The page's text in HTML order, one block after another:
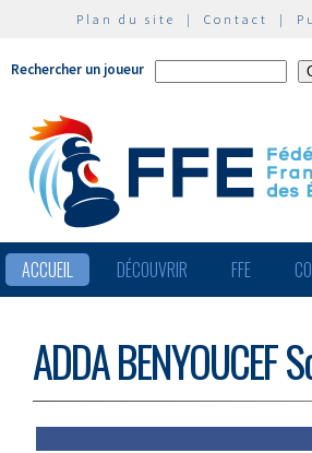
Plan du site | Contact |
Rechercher un joueur
ACCUEIL DÉCOUVRIR FFE
ADDA BENYOUCEF